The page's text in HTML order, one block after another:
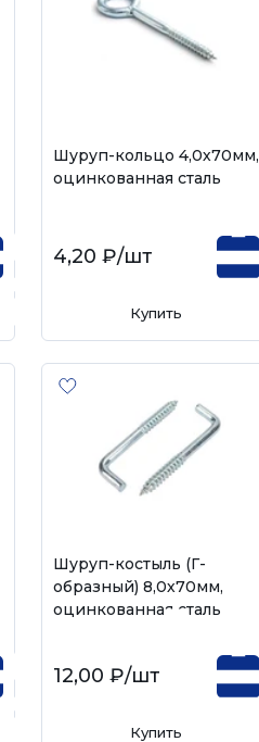
Шуруп-кольцо 4,0х70мм,
оцинкованная сталь
4,20 ₽/шт
Купить
Шуруп-костыль (Г-
образный) 8,0х70мм,
оцинкованная сталь
12,00 ₽/шт
Купить